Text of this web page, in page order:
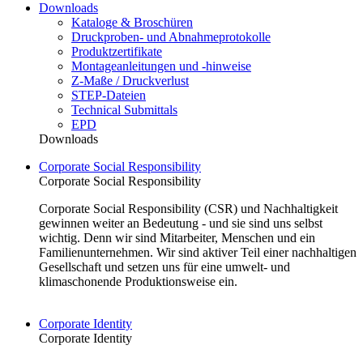
Downloads
Kataloge & Broschüren
Druckproben- und Abnahmeprotokolle
Produktzertifikate
Montageanleitungen und -hinweise
Z-Maße / Druckverlust
STEP-Dateien
Technical Submittals
EPD
Downloads
Corporate Social Responsibility
Corporate Social Responsibility
Corporate Social Responsibility (CSR) und Nachhaltigkeit
gewinnen weiter an Bedeutung - und sie sind uns selbst
wichtig. Denn wir sind Mitarbeiter, Menschen und ein
Familienunternehmen. Wir sind aktiver Teil einer nachhaltigen
Gesellschaft und setzen uns für eine umwelt- und
klimaschonende Produktionsweise ein.
Corporate Identity
Corporate Identity